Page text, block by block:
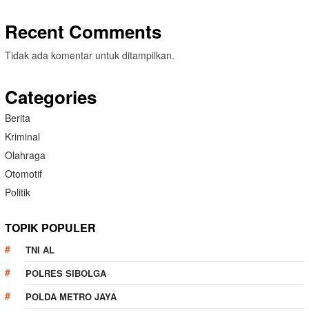
Recent Comments
Tidak ada komentar untuk ditampilkan.
Categories
Berita
Kriminal
Olahraga
Otomotif
Politik
TOPIK POPULER
TNI AL
POLRES SIBOLGA
POLDA METRO JAYA